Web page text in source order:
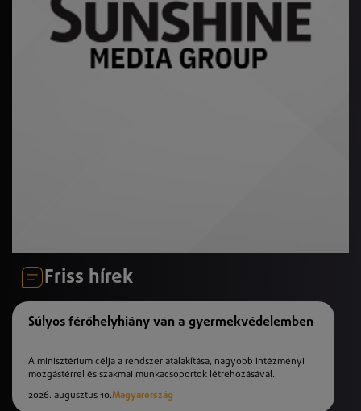
Friss hírek
Súlyos férőhelyhiány van a gyermekvédelemben
A minisztérium célja a rendszer átalakítása, nagyobb intézményi
mozgástérrel és szakmai munkacsoportok létrehozásával.
2026. augusztus 10.Magyarország